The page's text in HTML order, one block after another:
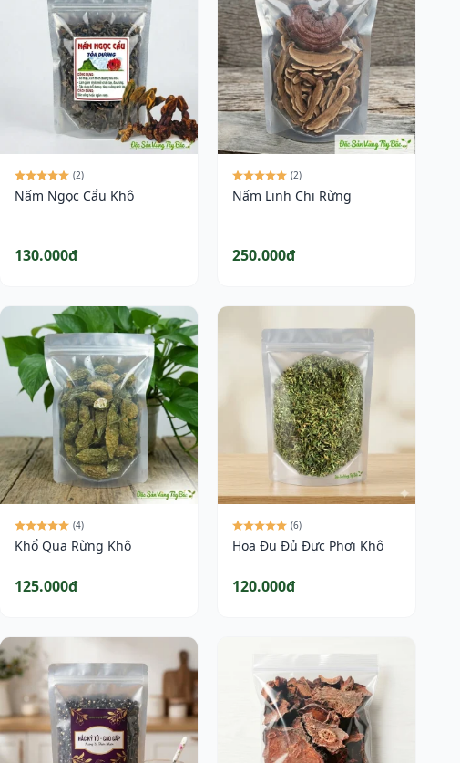
(2)
Nấm Ngọc Cẩu Khô
130.000đ
(2)
Nấm Linh Chi Rừng
250.000đ
(4)
Khổ Qua Rừng Khô
125.000đ
(6)
Hoa Đu Đủ Đực Phơi Khô
120.000đ